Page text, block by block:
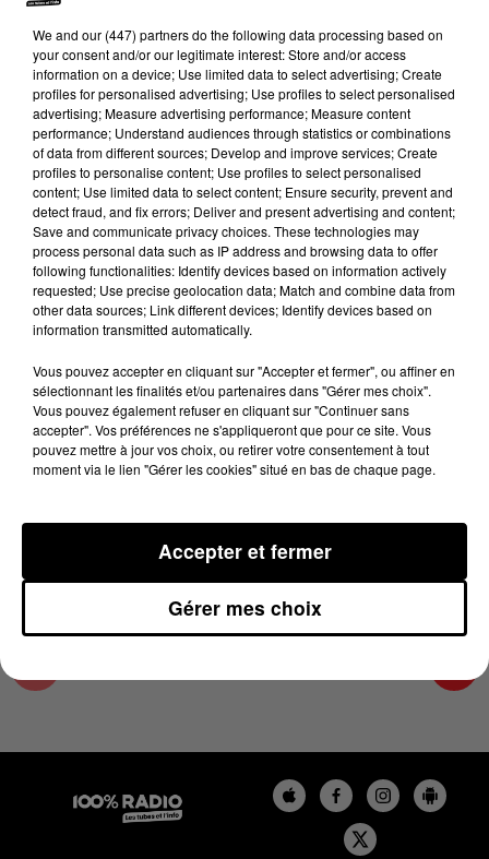
Lecture (2 min 22 sec)
100%
100% Radio les infos des Hautes-Pyrénées
14 juin 2024 - 2 min 22 sec
LES INFOS DES HAUTES-PYRÉNÉES DU
14/06/2024 À 09H59
Podcasts infos des Hautes-Pyrénées
We and our (447) partnersdo the following data processing based on
your consent and/or our legitimate interest: Store and/or access
information on a device; Use limited data to select advertising; Create
profiles for personalised advertising; Use profiles to select personalised
advertising; Measure advertising performance; Measure content
performance; Understand audiences through statistics or combinations
of data from different sources; Develop and improve services; Create
profiles to personalise content; Use profiles to select personalised
content; Use limited data to select content; Ensure security, prevent and
detect fraud, and fix errors; Deliver and present advertising and content;
Save and communicate privacy choices. These technologies may
process personal data such as IP address and browsing data to offer
following functionalities: Identify devices based on information actively
requested; Use precise geolocation data; Match and combine data from
other data sources; Link different devices; Identify devices based on
information transmitted automatically.
Vous pouvez accepter en cliquant sur "Accepter et fermer", ou affiner en
sélectionnant les finalités et/ou partenaires dans "Gérer mes choix".
Vous pouvez également refuser en cliquant sur "Continuer sans
accepter". Vos préférences ne s'appliqueront que pour ce site. Vous
pouvez mettre à jour vos choix, ou retirer votre consentement à tout
moment via le lien "Gérer les cookies" situé en bas de chaque page.
Gérer mes choix
Accepter et fermer